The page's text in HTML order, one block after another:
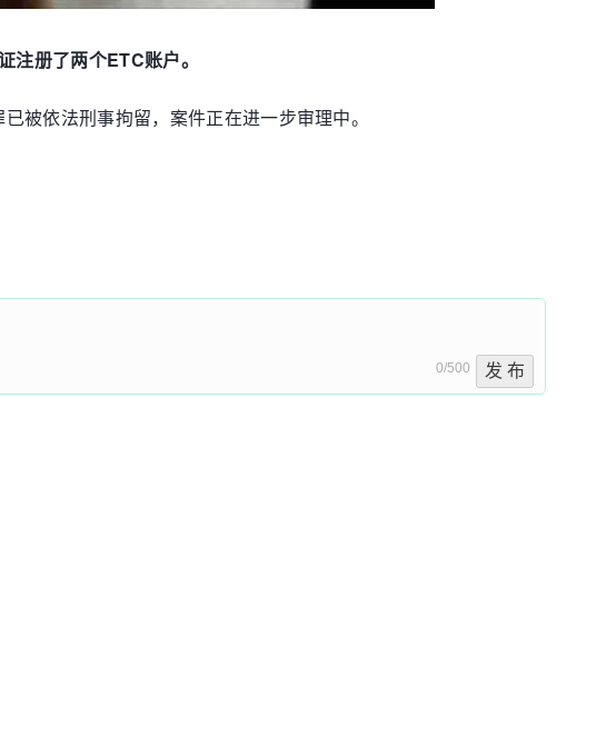
注册了两个ETC账户。
被依法刑事拘留，案件正在进一步审理中。
0/500 发 布